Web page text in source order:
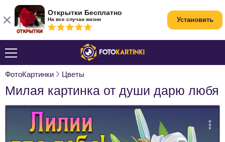
ФотоКартинки Цветы
Милая картинка от души дарю любя
Открытки Бесплатно
На все случаи жизни Установить